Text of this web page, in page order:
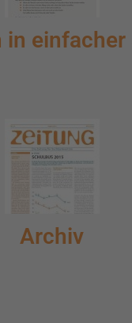
in einfacher
Archiv